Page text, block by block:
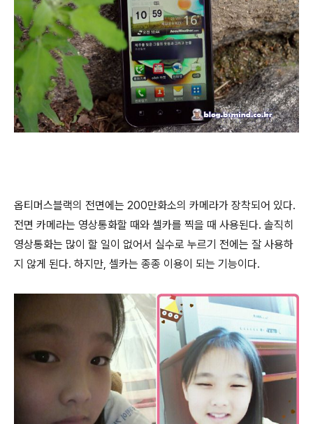
옵티머스블랙의 전면에는 200만화소의 카메라가 장착되어 있다.
전면 카메라는 영상통화할 때와 셀카를 찍을 때 사용된다. 솔직히
영상통화는 많이 할 일이 없어서 실수로 누르기 전에는 잘 사용하
지 않게 된다. 하지만, 셀카는 종종 이용이 되는 기능이다.